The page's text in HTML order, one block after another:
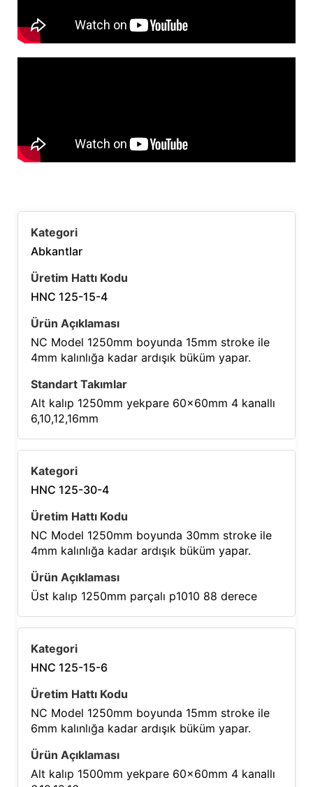
Abkantlar
HNC 125-15-4
NC Model 1250mm boyunda 15mm stroke ile
4mm kalınlığa kadar ardışık büküm yapar.
Alt kalıp 1250mm yekpare 60x60mm 4 kanallı
6,10,12,16mm
HNC 125-30-4
NC Model 1250mm boyunda 30mm stroke ile
4mm kalınlığa kadar ardışık büküm yapar.
Üst kalıp 1250mm parçalı p1010 88 derece
HNC 125-15-6
NC Model 1250mm boyunda 15mm stroke ile
6mm kalınlığa kadar ardışık büküm yapar.
Alt kalıp 1500mm yekpare 60x60mm 4 kanallı